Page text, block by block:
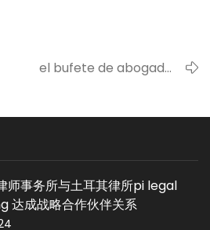
el bufete de abogados
legales
师事务所与土耳其律所pi legal
达成战略合作伙伴关系